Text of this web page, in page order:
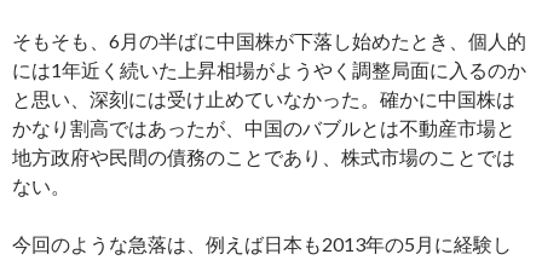
そもそも、6月の半ばに中国株が下落し始めたとき、個人的
には1年近く続いた上昇相場がようやく調整局面に入るのか
と思い、深刻には受け止めていなかった。確かに中国株は
かなり割高ではあったが、中国のバブルとは不動産市場と
地方政府や民間の債務のことであり、株式市場のことでは
ない。
今回のような急落は、例えば日本も2013年の5月に経験し